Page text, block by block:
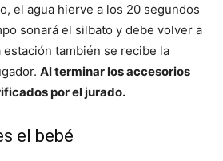
el agua hierve a los 20 segundos
sonará el silbato y debe volver a
estación también se recibe la
Al terminar los accesorios
por el jurado.
el bebé